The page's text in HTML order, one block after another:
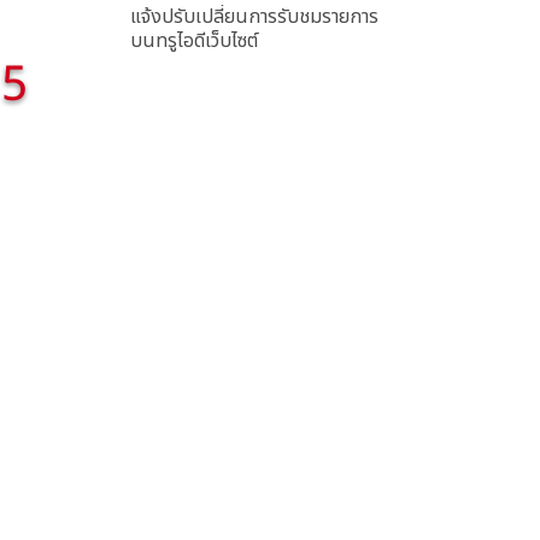
5
แจ้งปรับเปลี่ยนการรับชมรายการ
บนทรูไอดีเว็บไซต์